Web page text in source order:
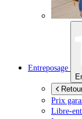
Entreposage
Prix
Libre-